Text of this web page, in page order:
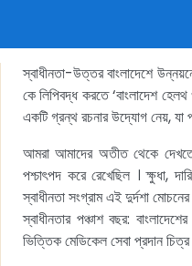
স্বাধীনতা-উত্তর বাংলাদেশে
কে লিপিবদ্ধ করতে ‘বাংলাদেশ হেলথ
একটি গ্রন্থ রচনার উদ্যোগ নেয়, যা
আমরা আমাদের অতীত থেকে দেখতে
পশ্চাৎপদ করে রেখেছিল । ক্ষুধা,
স্বাধীনতা সংগ্রাম এই দুর্দশা
স্বাধীনতার পঞ্চাশ বছর:
ভিত্তিক মেডিকেল সেবা প্রদান